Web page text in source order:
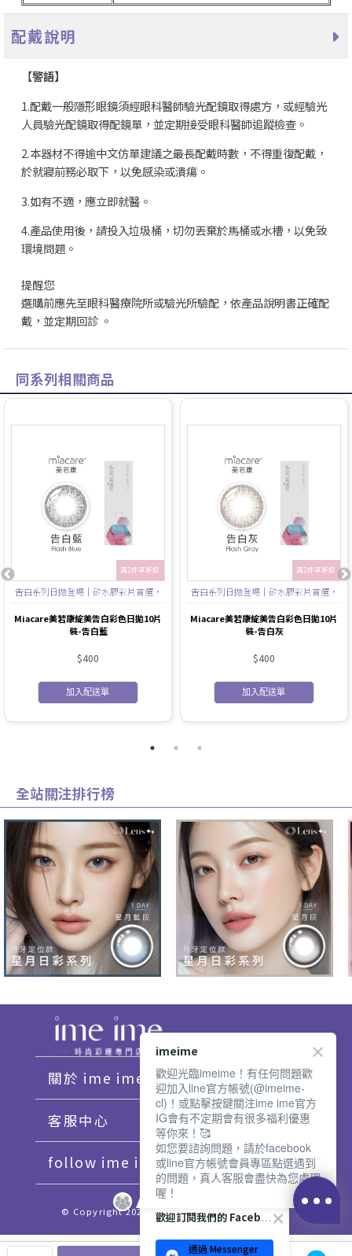
配戴說明
【警語】
1.配戴一般隱形眼鏡須經眼科醫師驗光配鏡取得處方，或經驗光
人員驗光配鏡取得配鏡單，並定期接受眼科醫師追蹤檢查。
2.本器材不得逾中文仿單建議之最長配戴時數，不得重復配戴，
於就寢前務必取下，以免感染或潰瘍。
3.如有不適，應立即就醫。
4.產品使用後，請投入垃圾桶，切勿丟棄於馬桶或水槽，以免致
環境問題。
提醒您
選購前應先至眼科醫療院所或驗光所驗配，依產品說明書正確配
戴，並定期回診 。
同系列相關商品
滿2件享折扣
告白系列日拋登場｜矽水膠彩片首選，
顯色精緻花紋
Miacare美若康綻美告白彩色日拋10片
裝-告白藍
$400
加入配送單
滿2件享折扣
告白系列日拋登場｜矽水膠彩片首選，
顯色精緻花紋
Miacare美若康綻美告白彩色日拋10片
裝-告白灰
$400
加入配送單
全站關注排行榜
關於 ime ime
客服中心
follow ime ime♡
© Copyright 2021 imeime. All Rights Reserved.
歡迎訂閱我們的 Facebook 專頁
透過 Messenger
imeime
歡迎光臨imeime！有任何問題歡
迎加入line官方帳號(@imeime-
cl)！或點擊按鍵關注ime ime官方
IG會有不定期會有很多福利優惠
等你來！🥰
如您要諮詢問題，請於facebook
或line官方帳號會員專區點選遇到
的問題，真人客服會盡快為您處理
喔！